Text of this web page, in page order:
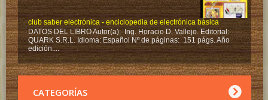
club saber electrónica - enciclopedia de electrónica básica
DATOS DEL LIBRO Autor(a): Ing. Horacio D. Vallejo. Editorial:
QUARK S.R.L. Idioma: Español Nº de páginas: 151 págs. Año
edición:...
CATEGORÍAS